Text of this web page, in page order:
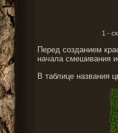
1 -
Перед созданием
начала смешивания
В таблице названия